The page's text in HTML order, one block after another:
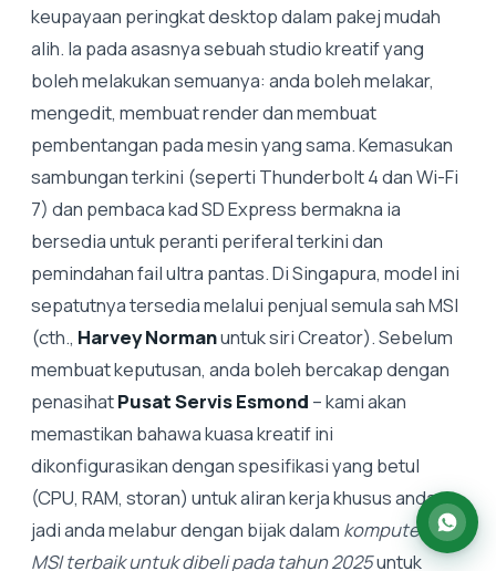
keupayaan peringkat desktop dalam pakej mudah
alih. Ia pada asasnya sebuah studio kreatif yang
boleh melakukan semuanya: anda boleh melakar,
mengedit, membuat render dan membuat
pembentangan pada mesin yang sama. Kemasukan
sambungan terkini (seperti Thunderbolt 4 dan Wi-Fi
7) dan pembaca kad SD Express bermakna ia
bersedia untuk peranti periferal terkini dan
pemindahan fail ultra pantas. Di Singapura, model ini
sepatutnya tersedia melalui penjual semula sah MSI
(cth., Harvey Normanuntuk siri Creator). Sebelum
membuat keputusan, anda boleh bercakap dengan
penasihatPusat Servis Esmond – kami akan
memastikan bahawa kuasa kreatif ini
dikonfigurasikan dengan spesifikasi yang betul
(CPU, RAM, storan) untuk aliran kerja khusus anda,
jadi anda melabur dengan bijak dalam komputer riba
MSI terbaik untuk dibeli pada tahun 2025untuk